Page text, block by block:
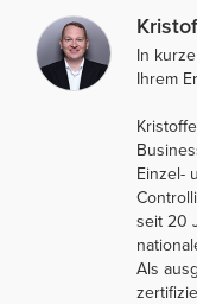
In
Ihrem
Einzel-
seit 20
Als